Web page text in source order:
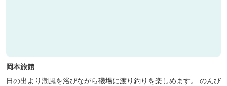
岡本旅館
日の出より潮風を浴びながら磯場に渡り釣りを楽しめます。 のんび